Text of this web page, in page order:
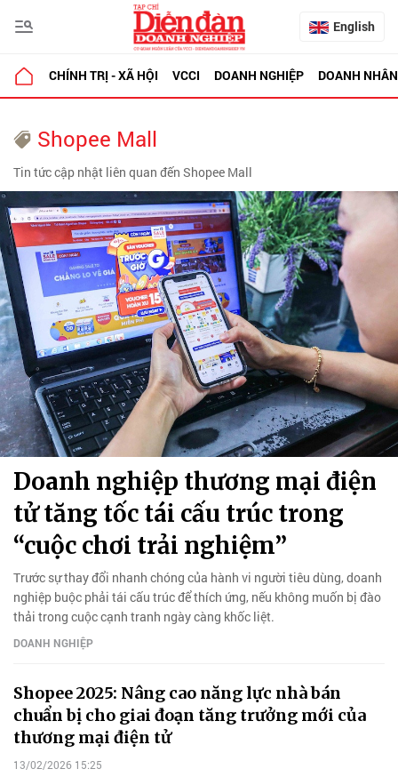
English
CHÍNH TRỊ - XÃ HỘI VCCI DOANH NGHIỆP DOANH NHÂN
Shopee Mall
Tin tức cập nhật liên quan đến Shopee Mall
Doanh nghiệp thương mại điện
tử tăng tốc tái cấu trúc trong
“cuộc chơi trải nghiệm”
Trước sự thay đổi nhanh chóng của hành vi người tiêu dùng, doanh
nghiệp buộc phải tái cấu trúc để thích ứng, nếu không muốn bị đào
thải trong cuộc cạnh tranh ngày càng khốc liệt.
DOANH NGHIỆP
Shopee 2025: Nâng cao năng lực nhà bán
chuẩn bị cho giai đoạn tăng trưởng mới của
thương mại điện tử
13/02/2026 15:25